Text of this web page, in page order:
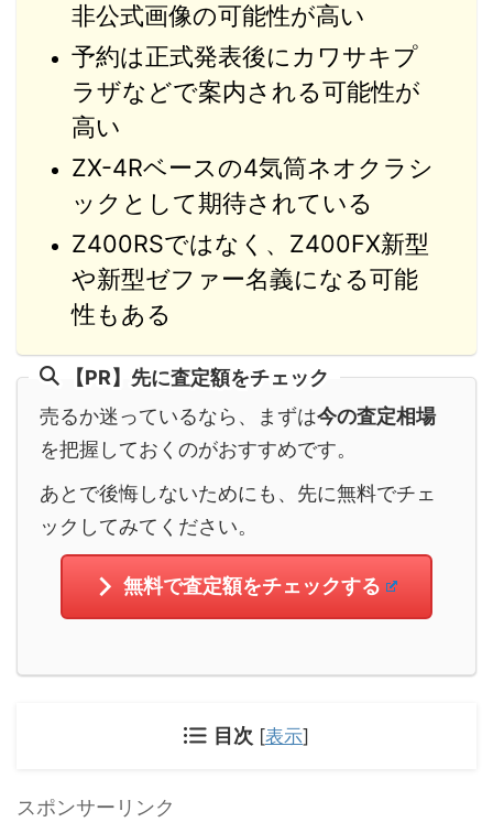
非公式画像の可能性が高い
予約は正式発表後にカワサキプ
ラザなどで案内される可能性が
高い
ZX-4Rベースの4気筒ネオクラシ
ックとして期待されている
Z400RSではなく、Z400FX新型
や新型ゼファー名義になる可能
性もある
【PR】先に査定額をチェック
売るか迷っているなら、まずは今の査定相場
を把握しておくのがおすすめです。
あとで後悔しないためにも、先に無料でチェ
ックしてみてください。
無料で査定額をチェックする
目次 [表示]
スポンサーリンク